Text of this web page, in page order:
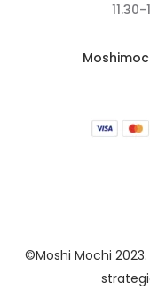
©Moshi Mochi